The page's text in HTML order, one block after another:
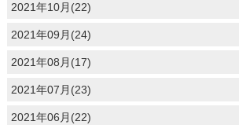
2021年10月(22)
2021年09月(24)
2021年08月(17)
2021年07月(23)
2021年06月(22)